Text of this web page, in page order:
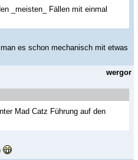
_meisten_ Fällen mit einmal
es schon mechanisch mit etwas
wergor
Mad Catz Führung auf den